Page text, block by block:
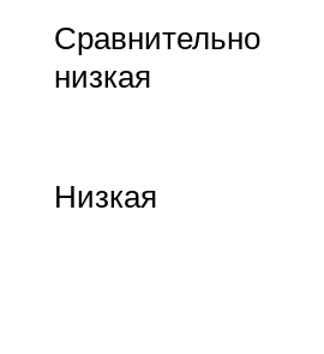
Сравнительно
низкая
Низкая